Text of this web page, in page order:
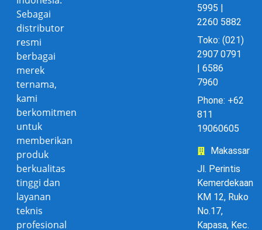
Sebagai
distributor
resmi
berbagai
merek
ternama,
kami
berkomitmen
untuk
memberikan
produk
berkualitas
tinggi dan
layanan
teknis
profesional
5995 |
2260 5882
Toko: (021)
2907 0791
| 6586
7960
Phone: +62
811
19060605
Makassar
Jl. Perintis
Kemerdekaan
KM 12, Ruko
No.17,
Kapasa, Kec.